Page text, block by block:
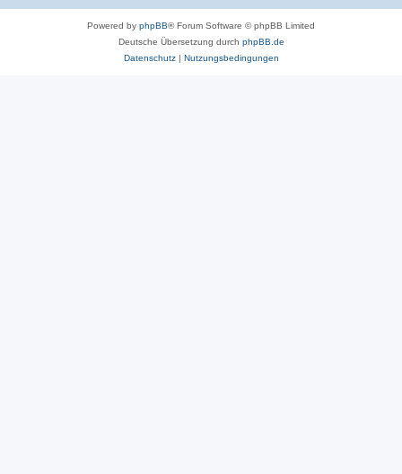
Powered by phpBB® Forum Software © phpBB Limited
Deutsche Übersetzung durch phpBB.de
Datenschutz| Nutzungsbedingungen